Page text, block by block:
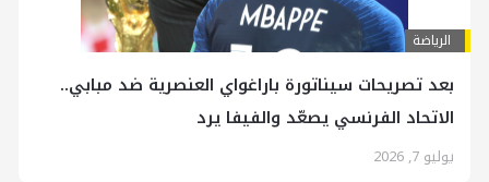
الرياضة
بعد تصريحات سيناتورة باراغواي العنصرية ضد مبابي..
الاتحاد الفرنسي يصعّد والفيفا يرد
يوليو 7, 2026